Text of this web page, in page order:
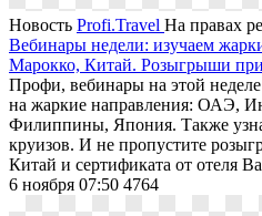
Новость Profi.Travel На правах
Вебинары недели: изучаем
Марокко, Китай. Розыгрыши
Профи, вебинары на этой
на жаркие направления: ОАЭ,
Филиппины, Япония. Также
круизов. И не пропустите
Китай и сертификата от отеля
6 ноября 07:50 4764